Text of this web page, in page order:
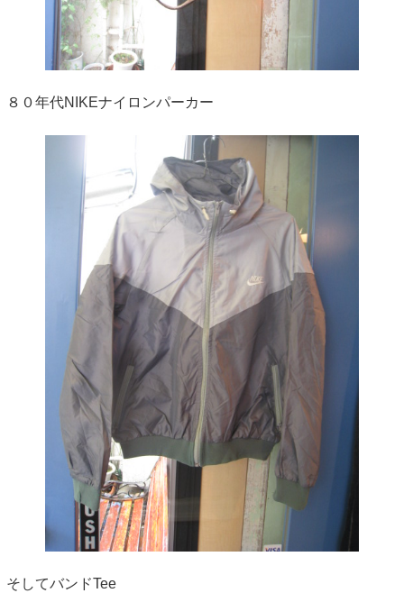
８０年代NIKEナイロンパーカー
そしてバンドTee